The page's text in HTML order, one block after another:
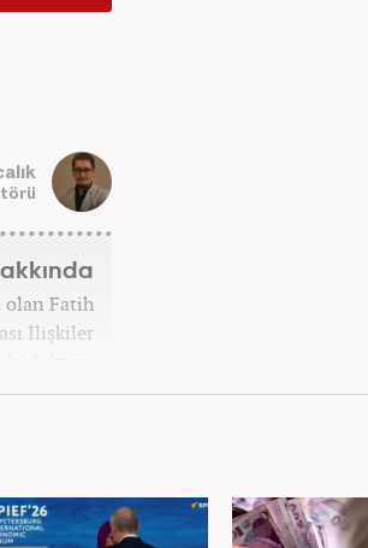
olan Fatih
İlişkiler
doktora
gazete
bu yana